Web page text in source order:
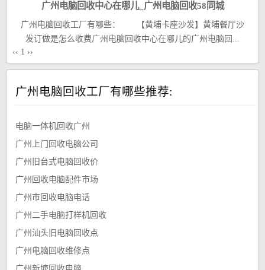
广州电脑回收中心在哪儿_广州电脑回收58同城
广州电脑回收工厂有哪些： 【黄埔卡座沙发】黄埔餐厅沙
发订做是怎么收费广州电脑回收中心在哪儿的广州电脑回...
‹‹ 1 ››
广州电脑回收工厂有哪些推荐:
电脑一体机回收广州
广州上门回收电脑公司
广州旧台式电脑回收价
广州回收电脑配件市场
广州市回收电脑电话
广州二手电脑打样机回收
广州汕头旧电脑回收点
广州电脑回收维修点